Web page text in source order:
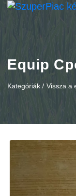
Equip
Kategóriák / Vissza a